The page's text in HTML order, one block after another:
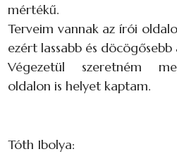
mértékű.
Terveim vannak az írói
ezért lassabb és
Végezetül szeretném
oldalon is helyet kaptam.
Tóth Ibolya: